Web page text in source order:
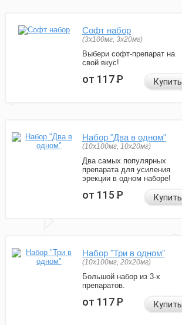
Софт набор
(3x100мг, 3x20мг)
Выбери софт-препарат на
свой вкус!
от 117Р Купить
Набор "Два в одном"
(10x100мг, 10x20мг)
Два самых популярных
препарата для усиления
эрекции в одном наборе!
от 115Р Купить
Набор "Три в одном"
(10x100мг, 20x20мг)
Большой набор из 3-х
препаратов.
от 117Р Купить